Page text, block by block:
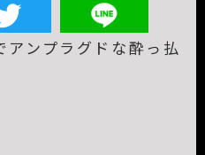
ンプラグドな酔っ払